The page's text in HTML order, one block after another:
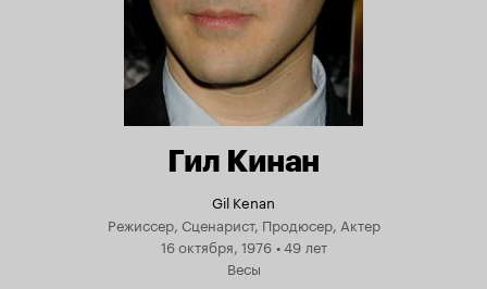
Гил Кинан
Gil Kenan
Режиссер, Сценарист, Продюсер, Актер
16 октября, 1976 •49 лет
Весы